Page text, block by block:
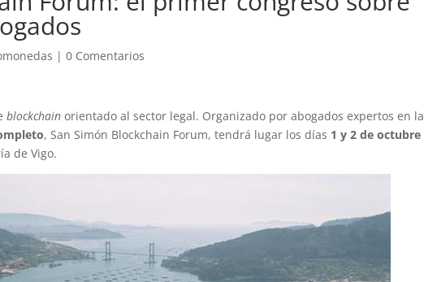
|0 Comentarios
blockchain orientado al sector legal. Organizado por abogados expertos en la
, San Simón Blockchain Forum, tendrá lugar los días 1 y 2 de octubre
de Vigo.